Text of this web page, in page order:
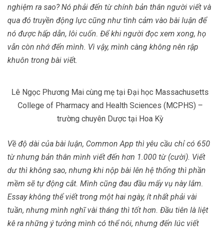
nghiệm ra sao? Nó phải đến từ chính bản thân người viết và
qua đó truyền động lực cũng như tình cảm vào bài luận để
nó được hấp dẫn, lôi cuốn. Để khi người đọc xem xong, họ
vẫn còn nhớ đến mình. Vì vậy, mình càng không nên rập
khuôn trong bài viết.
Lê Ngọc Phương Mai cùng mẹ tại Đại học Massachusetts
College of Pharmacy and Health Sciences (MCPHS) –
trường chuyên Dược tại Hoa Kỳ
Về độ dài của bài luận, Common App thì yêu cầu chỉ có 650
từ nhưng bản thân mình viết đến hơn 1.000 từ (cười). Viết
dư thì không sao, nhưng khi nộp bài lên hệ thống thì phần
mềm sẽ tự động cắt. Mình cũng đau đầu mấy vụ này lắm.
Essay không thể viết trong một hai ngày, ít nhất phải vài
tuần, nhưng mình nghĩ vài tháng thì tốt hơn. Đầu tiên là liệt
kê ra những ý tưởng mình có thể nói, nhưng đến lúc viết